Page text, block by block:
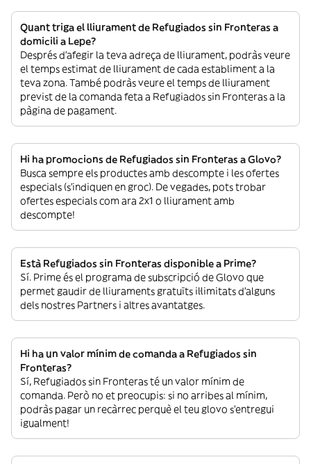
Quant triga el lliurament de Refugiados sin Fronteras a
domicili a Lepe?
Després d’afegir la teva adreça de lliurament, podràs veure
el temps estimat de lliurament de cada establiment a la
teva zona. També podràs veure el temps de lliurament
previst de la comanda feta a Refugiados sin Fronteras a la
pàgina de pagament.
Hi ha promocions de Refugiados sin Fronteras a Glovo?
Busca sempre els productes amb descompte i les ofertes
especials (s’indiquen en groc). De vegades, pots trobar
ofertes especials com ara 2x1 o lliurament amb
descompte!
Està Refugiados sin Fronteras disponible a Prime?
Sí. Prime és el programa de subscripció de Glovo que
permet gaudir de lliuraments gratuïts il·limitats d’alguns
dels nostres Partners i altres avantatges.
Hi ha un valor mínim de comanda a Refugiados sin
Fronteras?
Sí, Refugiados sin Fronteras té un valor mínim de
comanda. Però no et preocupis: si no arribes al mínim,
podràs pagar un recàrrec perquè el teu glovo s’entregui
igualment!